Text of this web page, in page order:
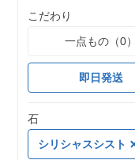
こだわり
一点もの（0）
即日発送
石
シリシャスシスト